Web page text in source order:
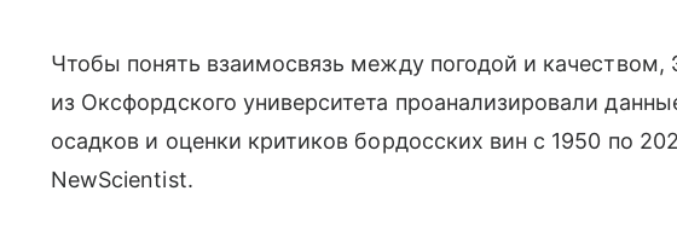
Чтобы понять взаимосвязь между погодой и качеством,
из Оксфордского университета проанализировали
осадков и оценки критиков бордосских вин с 1950 по
NewScientist.